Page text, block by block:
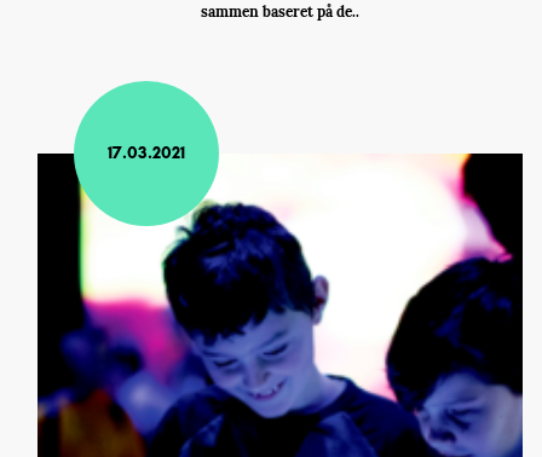
sammen baseret på de..
17.03.2021